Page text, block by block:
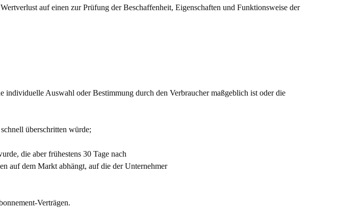
auf einen zur Prüfung der Beschaffenheit, Eigenschaften und Funktionsweise der
Auswahl oder Bestimmung durch den Verbraucher maßgeblich ist oder die
überschritten würde;
die aber frühestens 30 Tage nach
auf dem Markt abhängt, auf die der Unternehmer
Verträgen.